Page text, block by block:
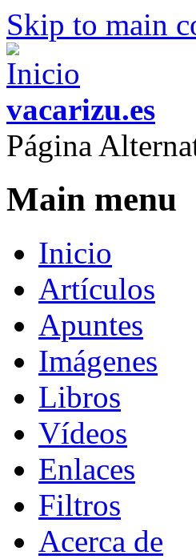
Skip to main
vacarizu.es
Página
Main menu
Inicio
Artículos
Apuntes
Imágenes
Libros
Vídeos
Enlaces
Filtros
Acerca de